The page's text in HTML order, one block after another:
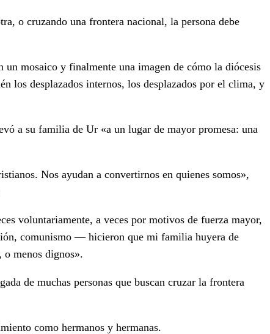
o cruzando una frontera nacional, la persona debe
un mosaico y finalmente una imagen de cómo la diócesis
los desplazados internos, los desplazados por el clima, y
a su familia de Ur «a un lugar de mayor promesa: una
Nos ayudan a convertirnos en quienes somos»,
voluntariamente, a veces por motivos de fuerza mayor,
comunismo — hicieron que mi familia huyera de
o menos dignos».
de muchas personas que buscan cruzar la frontera
como hermanos y hermanas.